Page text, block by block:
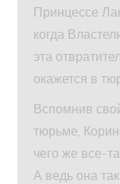
Принцессе
когда
эта
окажется в
Вспомнив
тюрьме,
чего же все-
А ведь она